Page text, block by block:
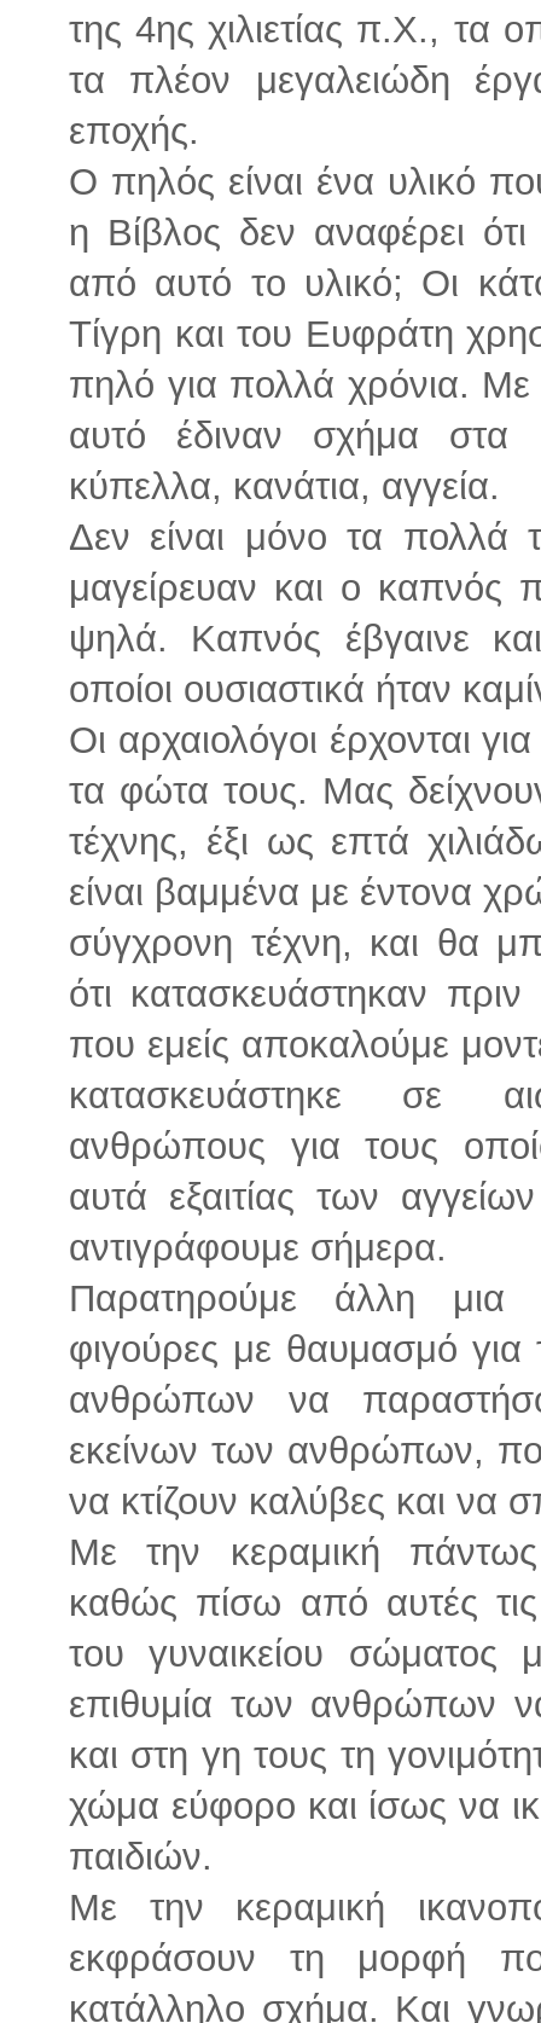
της 4ης χιλιετίας π.Χ., τα
τα πλέον μεγαλειώδη
εποχής.
Ο πηλός είναι ένα υλικό
η Βίβλος δεν αναφέρει
από αυτό το υλικό; Οι
Τίγρη και του Ευφράτη
πηλό για πολλά χρόνια. Με
αυτό έδιναν σχήμα
κύπελλα, κανάτια, αγγεία.
Δεν είναι μόνο τα πολλά
μαγείρευαν και ο καπνός
ψηλά. Καπνός έβγαινε
οποίοι ουσιαστικά ήταν
Οι αρχαιολόγοι έρχονται
τα φώτα τους. Μας
τέχνης, έξι ως επτά
είναι βαμμένα με έντονα
σύγχρονη τέχνη, και θα
ότι κατασκευάστηκαν
που εμείς αποκαλούμε
κατασκευάστηκε σε
ανθρώπους για τους
αυτά εξαιτίας των
αντιγράφουμε σήμερα.
Παρατηρούμε άλλη μια
φιγούρες με θαυμασμό
ανθρώπων να
εκείνων των ανθρώπων,
να κτίζουν καλύβες και να
Με την κεραμική πάντως
καθώς πίσω από αυτές
του γυναικείου σώματος
επιθυμία των ανθρώπων
και στη γη τους τη
χώμα εύφορο και ίσως να
παιδιών.
Με την κεραμική
εκφράσουν τη μορφή
κατάλληλο σχήμα. Και